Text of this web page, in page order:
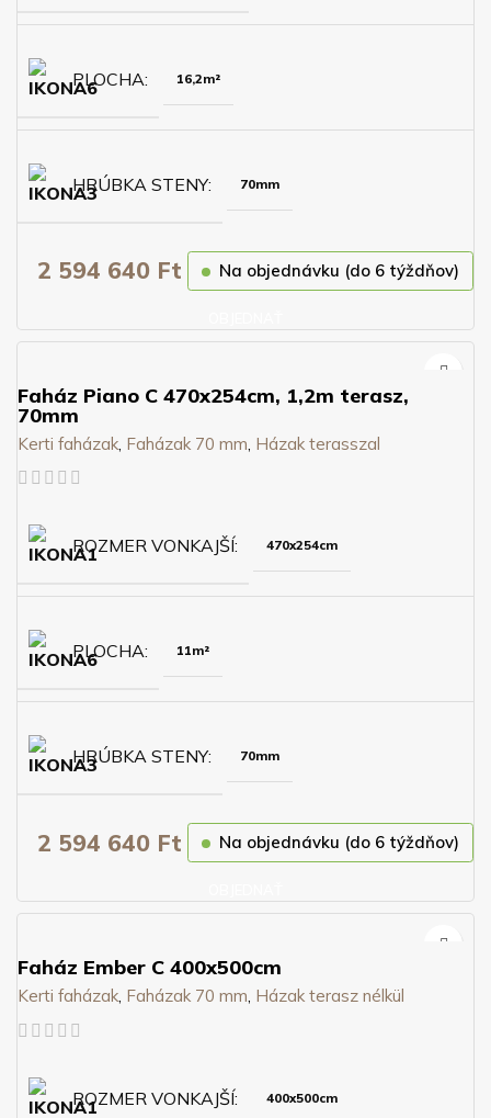
PLOCHA 16,2m²
HRÚBKA STENY 70mm
2 594 640 Ft Na objednávku (do 6 týždňov)
Faház Piano C 470x254cm, 1,2m terasz,
70mm
Kerti faházak Faházak 70 mm Házak terasszal
ROZMER VONKAJŠÍ 470x254cm
PLOCHA 11m²
HRÚBKA STENY 70mm
2 594 640 Ft Na objednávku (do 6 týždňov)
Faház Ember C 400x500cm
Kerti faházak, Faházak 70 mm, Házak terasz nélkül
ROZMER VONKAJŠÍ 400x500cm